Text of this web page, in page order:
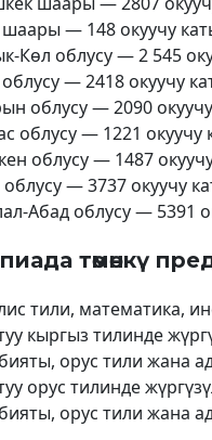
— 148 окуучу
Көл облусу — 2 545
— 2418 окуучу
облусу — 2090
облусу — 1221
облусу — 1487
облусу — 3737 окуучу
Абад облусу — 5391
төмөнкү
тили, математика,
кыргыз тилинде
орус тили жана
орус тилинде
орус тили жана